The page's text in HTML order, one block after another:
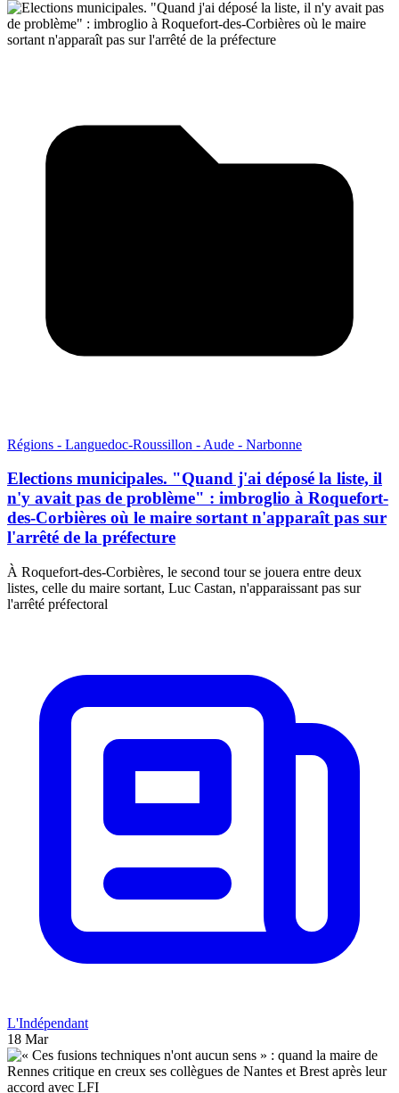
Régions - Languedoc-Roussillon - Aude - Narbonne
Elections municipales. "Quand j'ai déposé la liste, il
n'y avait pas de problème" : imbroglio à Roquefort-
des-Corbières où le maire sortant n'apparaît pas sur
l'arrêté de la préfecture
À Roquefort-des-Corbières, le second tour se jouera entre deux
listes, celle du maire sortant, Luc Castan, n'apparaissant pas sur
l'arrêté préfectoral
L'Indépendant
18 Mar